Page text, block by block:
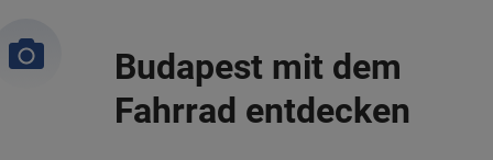
Budapest mit dem
Fahrrad entdecken